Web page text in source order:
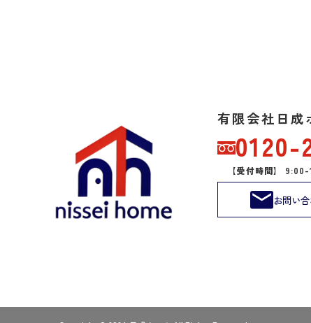
有限会社日成
0120-
【受付時間】
お問い